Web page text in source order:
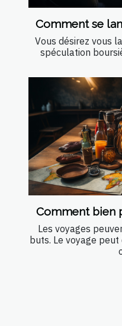
Comment se
Vous désirez vous
spéculation
Comment bien
Les voyages
buts. Le voyage